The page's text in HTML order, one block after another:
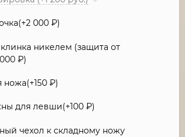
2 000 ₽)
никелем (защита от
₽)
ножа(+150 ₽)
для левши(+100 ₽)
чехол к складному ножу